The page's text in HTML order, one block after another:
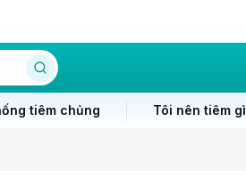
tiêm chủng Tôi nên tiêm gì